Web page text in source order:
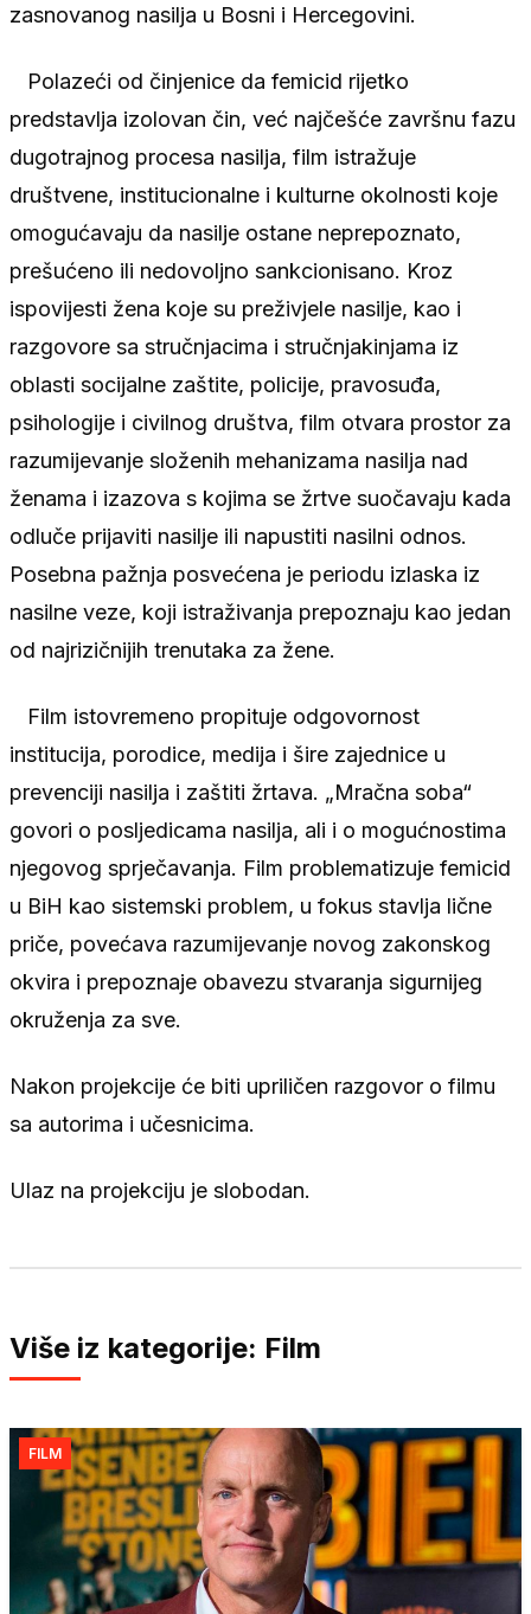
zasnovanog nasilja u Bosni i Hercegovini.
Polazeći od činjenice da femicid rijetko
predstavlja izolovan čin, već najčešće završnu fazu
dugotrajnog procesa nasilja, film istražuje
društvene, institucionalne i kulturne okolnosti koje
omogućavaju da nasilje ostane neprepoznato,
prešućeno ili nedovoljno sankcionisano. Kroz
ispovijesti žena koje su preživjele nasilje, kao i
razgovore sa stručnjacima i stručnjakinjama iz
oblasti socijalne zaštite, policije, pravosuđa,
psihologije i civilnog društva, film otvara prostor za
razumijevanje složenih mehanizama nasilja nad
ženama i izazova s kojima se žrtve suočavaju kada
odluče prijaviti nasilje ili napustiti nasilni odnos.
Posebna pažnja posvećena je periodu izlaska iz
nasilne veze, koji istraživanja prepoznaju kao jedan
od najrizičnijih trenutaka za žene.
Film istovremeno propituje odgovornost
institucija, porodice, medija i šire zajednice u
prevenciji nasilja i zaštiti žrtava. „Mračna soba“
govori o posljedicama nasilja, ali i o mogućnostima
njegovog sprječavanja. Film problematizuje femicid
u BiH kao sistemski problem, u fokus stavlja lične
priče, povećava razumijevanje novog zakonskog
okvira i prepoznaje obavezu stvaranja sigurnijeg
okruženja za sve.
Nakon projekcije će biti upriličen razgovor o filmu
sa autorima i učesnicima.
Ulaz na projekciju je slobodan.
Više iz kategorije: Film
FILM